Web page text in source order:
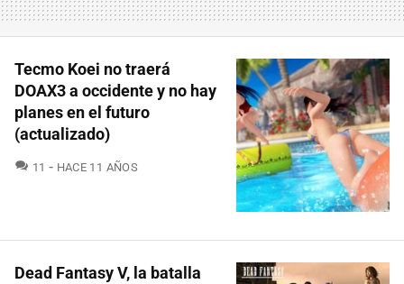
Tecmo Koei no traerá
DOAX3 a occidente y no hay
planes en el futuro
(actualizado)
11 COMENTARIOS
HACE 11 AÑOS
Dead Fantasy V, la batalla